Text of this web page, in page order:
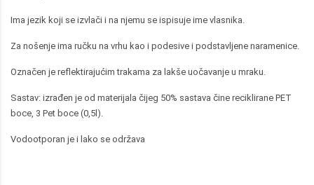
Ima jezik koji se izvlači i na njemu se ispisuje ime vlasnika.
Za nošenje ima ručku na vrhu kao i podesive i podstavljene naramenice.
Označen je reflektirajućim trakama za lakše uočavanje u mraku.
Sastav: izrađen je od materijala čijeg 50% sastava čine reciklirane PET
boce, 3 Pet boce (0,5l).
Vodootporan je i lako se održava